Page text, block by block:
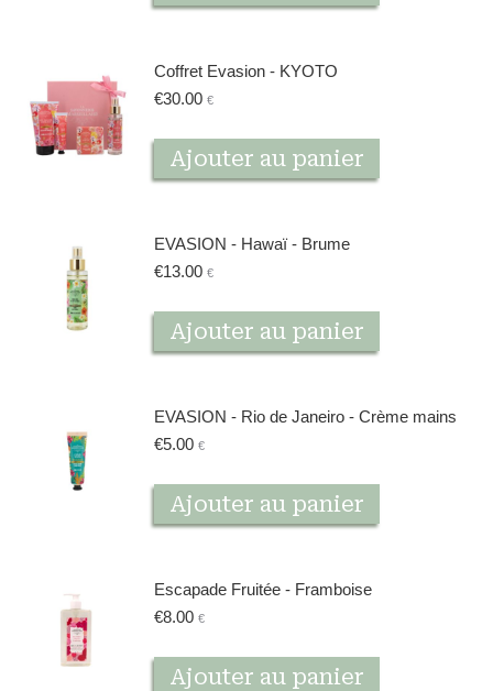
Coffret Evasion - KYOTO
€30.00 €
Ajouter au panier
EVASION - Hawaï - Brume
€13.00 €
Ajouter au panier
EVASION - Rio de Janeiro - Crème mains
€5.00 €
Ajouter au panier
Escapade Fruitée - Framboise
€8.00 €
Ajouter au panier